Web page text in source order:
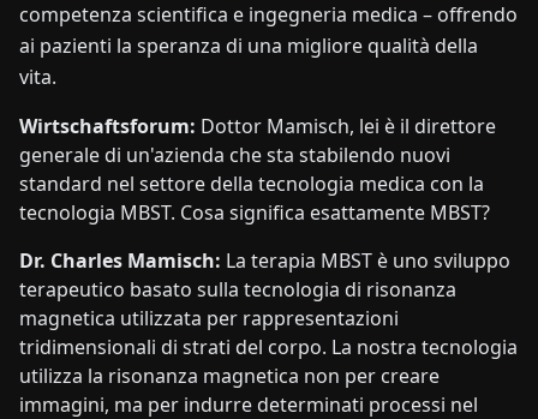
competenza scientifica e ingegneria medica – offrendo
ai pazienti la speranza di una migliore qualità della
vita.
Wirtschaftsforum: Dottor Mamisch, lei è il direttore
generale di un'azienda che sta stabilendo nuovi
standard nel settore della tecnologia medica con la
tecnologia MBST. Cosa significa esattamente MBST?
Dr. Charles Mamisch: La terapia MBST è uno sviluppo
terapeutico basato sulla tecnologia di risonanza
magnetica utilizzata per rappresentazioni
tridimensionali di strati del corpo. La nostra tecnologia
utilizza la risonanza magnetica non per creare
immagini, ma per indurre determinati processi nel